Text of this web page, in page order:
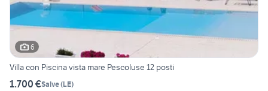
6
Villa con Piscina vista mare Pescoluse 12 posti
1.700 €Salve(LE)